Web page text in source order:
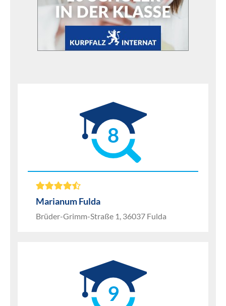
8
Marianum Fulda
Brüder-Grimm-Straße 1, 36037 Fulda
9